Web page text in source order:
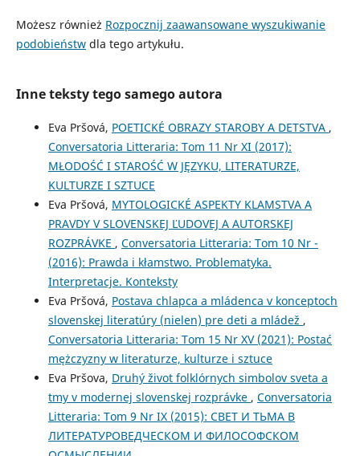
Możesz również Rozpocznij zaawansowane wyszukiwanie
podobieństwdla tego artykułu.
Inne teksty tego samego autora
Eva Pršová, POETICKÉ OBRAZY STAROBY A DETSTVA ,
Conversatoria Litteraria: Tom 11 Nr XI (2017):
MŁODOŚĆ I STAROŚĆ W JĘZYKU, LITERATURZE,
KULTURZE I SZTUCE
Eva Pršová, MYTOLOGICKÉ ASPEKTY KLAMSTVA A
PRAVDY V SLOVENSKEJ ĽUDOVEJ A AUTORSKEJ
ROZPRÁVKE , Conversatoria Litteraria: Tom 10 Nr -
(2016): Prawda i kłamstwo. Problematyka.
Interpretacje. Konteksty
Eva Pršová, Postava chlapca a mládenca v konceptoch
slovenskej literatúry (nielen) pre deti a mládež ,
Conversatoria Litteraria: Tom 15 Nr XV (2021): Postać
mężczyzny w literaturze, kulturze i sztuce
Eva Pršova, Druhý život folklórnych simbolov sveta a
tmy v modernej slovenskej rozprávke , Conversatoria
Litteraria: Tom 9 Nr IX (2015): СВЕТ И ТЬМА В
ЛИТЕРАТУРОВЕДЧЕСКОМ И ФИЛОСОФСКОМ